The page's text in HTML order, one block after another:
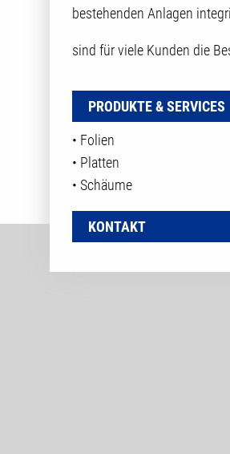
bestehenden Anlagen
sind für viele Kunden die
PRODUKTE & SERVICES
• Folien
• Platten
• Schäume
KONTAKT